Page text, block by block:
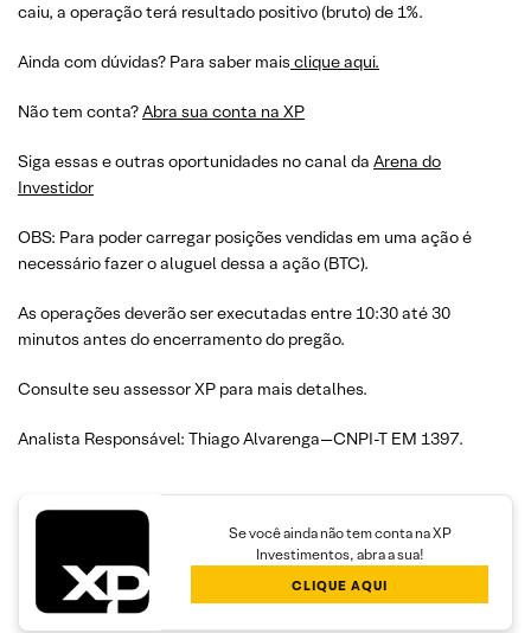
caiu, a operação terá resultado positivo (bruto) de 1%.
Ainda com dúvidas? Para saber mais clique aqui.
Não tem conta?Abra sua conta na XP
Siga essas e outras oportunidades no canal da Arena do
Investidor
OBS: Para poder carregar posições vendidas em uma ação é
necessário fazer o aluguel dessa a ação (BTC).
As operações deverão ser executadas entre 10:30 até 30
minutos antes do encerramento do pregão.
Consulte seu assessor XP para mais detalhes.
Analista Responsável: Thiago Alvarenga—CNPI-T EM 1397.
Se você ainda não tem conta na XP
Investimentos, abra a sua!
CLIQUE AQUI